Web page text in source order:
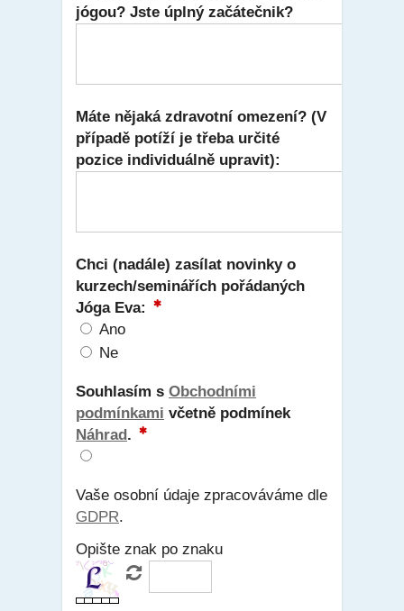
jógou? Jste úplný začátečnik?
Máte nějaká zdravotní omezení? (V
případě potíží je třeba určité
pozice individuálně upravit):
Chci (nadále) zasílat novinky o
kurzech/seminářích pořádaných
Jóga Eva:
Ano
Ne
Souhlasím s Obchodními
podmínkami včetně podmínek
Náhrad.
Vaše osobní údaje zpracováváme dle
GDPR.
Opište znak po znaku